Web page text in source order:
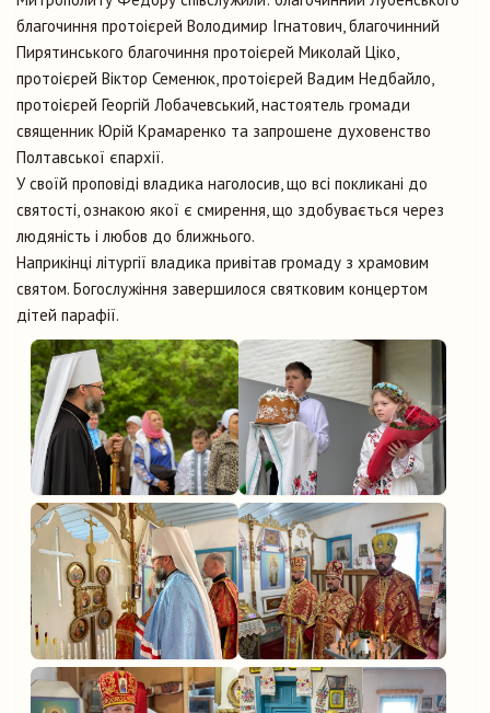
благочиння протоієрей Володимир Ігнатович, благочинний
Пирятинського благочиння протоієрей Миколай Ціко,
протоієрей Віктор Семенюк, протоієрей Вадим Недбайло,
протоієрей Георгій Лобачевський, настоятель громади
священник Юрій Крамаренко та запрошене духовенство
Полтавської єпархії.
У своїй проповіді владика наголосив, що всі покликані до
святості, ознакою якої є смирення, що здобувається через
людяність і любов до ближнього.
Наприкінці літургії владика привітав громаду з храмовим
святом. Богослужіння завершилося святковим концертом
дітей парафії.